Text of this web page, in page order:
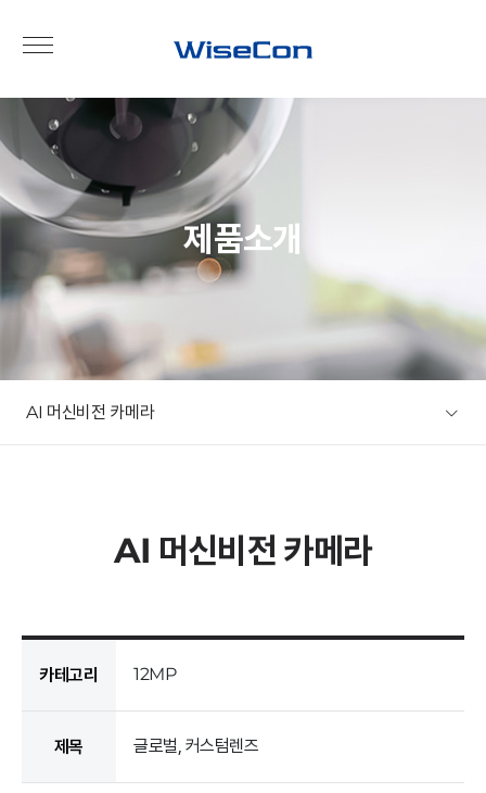
제품소개
AI 머신비전 카메라
AI 머신비전 카메라
카테고리 12MP
제목 글로벌, 커스텀렌즈